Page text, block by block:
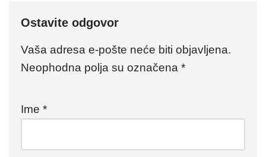
Ostavite odgovor
Vaša adresa e-pošte neće biti objavljena.
Neophodna polja su označena *
Ime *